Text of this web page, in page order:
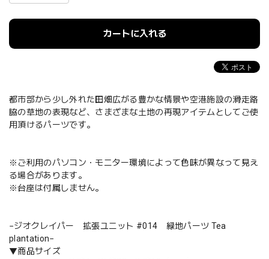
カートに入れる
都市部から少し外れた田畑広がる豊かな情景や空港施設の滑走路
脇の草地の表現など、さまざまな土地の再現アイテムとしてご使
用頂けるパーツです。
※ご利用のパソコン・モニター環境によって色味が異なって見え
る場合があります。
※台座は付属しません。
−ジオクレイパー 拡張ユニット #014 緑地パーツ Tea
plantation−
▼商品サイズ